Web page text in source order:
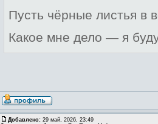
Пусть чёрные листья в
Какое мне дело — я
Добавлено: 29 май, 2026, 23:49